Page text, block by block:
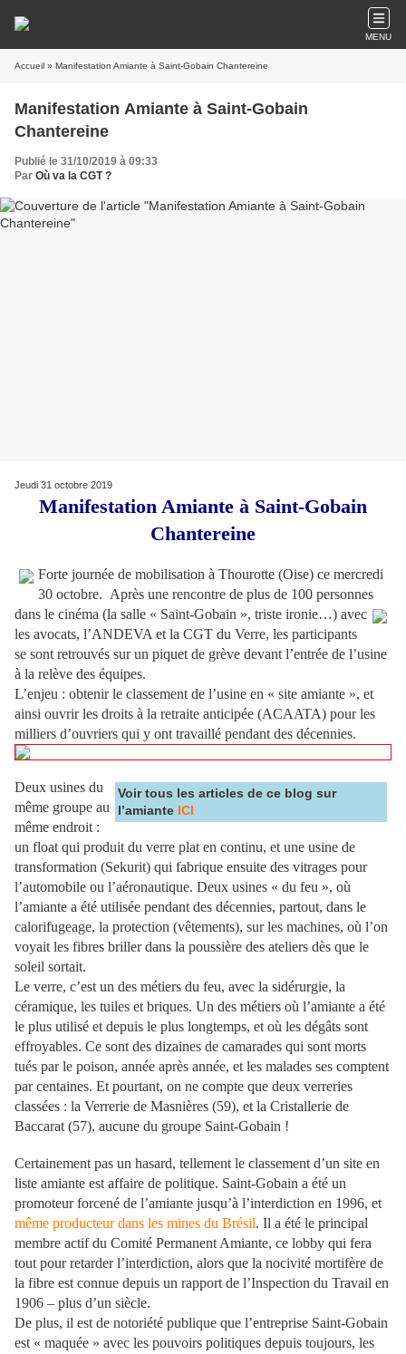
MENU
Accueil » Manifestation Amiante à Saint-Gobain Chantereine
Manifestation Amiante à Saint-Gobain
Chantereine
Publié le 31/10/2019 à 09:33
Par Où va la CGT ?
Jeudi 31 octobre 2019
Manifestation Amiante à Saint-Gobain
Chantereine
Forte journée de mobilisation à Thourotte (Oise) ce mercredi
30 octobre. Après une rencontre de plus de 100 personnes
dans le cinéma (la salle « Saint-Gobain », triste ironie…) avec
les avocats, l’ANDEVA et la CGT du Verre, les participants
se sont retrouvés sur un piquet de grève devant l’entrée de l’usine
à la relève des équipes.
L’enjeu : obtenir le classement de l’usine en « site amiante », et
ainsi ouvrir les droits à la retraite anticipée (ACAATA) pour les
milliers d’ouvriers qui y ont travaillé pendant des décennies.
Voir tous les articles de ce blog sur
l’amiante ICI
Deux usines du
même groupe au
même endroit :
un float qui produit du verre plat en continu, et une usine de
transformation (Sekurit) qui fabrique ensuite des vitrages pour
l’automobile ou l’aéronautique. Deux usines « du feu », où
l’amiante a été utilisée pendant des décennies, partout, dans le
calorifugeage, la protection (vêtements), sur les machines, où l’on
voyait les fibres briller dans la poussière des ateliers dès que le
soleil sortait.
Le verre, c’est un des métiers du feu, avec la sidérurgie, la
céramique, les tuiles et briques. Un des métiers où l’amiante a été
le plus utilisé et depuis le plus longtemps, et où les dégâts sont
effroyables. Ce sont des dizaines de camarades qui sont morts
tués par le poison, année après année, et les malades ses comptent
par centaines. Et pourtant, on ne compte que deux verreries
classées : la Verrerie de Masnières (59), et la Cristallerie de
Baccarat (57), aucune du groupe Saint-Gobain !
Certainement pas un hasard, tellement le classement d’un site en
liste amiante est affaire de politique. Saint-Gobain a été un
promoteur forcené de l’amiante jusqu’à l’interdiction en 1996, et
même producteur dans les mines du Brésil. Il a été le principal
membre actif du Comité Permanent Amiante, ce lobby qui fera
tout pour retarder l’interdiction, alors que la nocivité mortifère de
la fibre est connue depuis un rapport de l’Inspection du Travail en
1906 – plus d’un siècle.
De plus, il est de notoriété publique que l’entreprise Saint-Gobain
est « maquée » avec les pouvoirs politiques depuis toujours, les